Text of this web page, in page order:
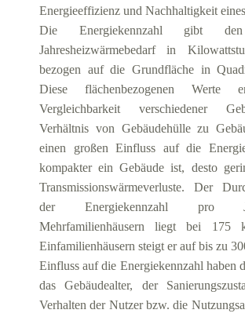
Energieeffizienz und Nachhaltigkeit
Die Energiekennzahl gibt den
Jahresheizwärmebedarf in
bezogen auf die Grundfläche in
Diese flächenbezogenen Werte
Vergleichbarkeit verschiedener
Verhältnis von Gebäudehülle zu
einen großen Einfluss auf die
kompakter ein Gebäude ist, desto
Transmissionswärmeverluste. Der
der Energiekennzahl pro
Mehrfamilienhäusern liegt bei 175
Einfamilienhäusern steigt er auf bis zu
Einfluss auf die Energiekennzahl haben
das Gebäudealter, der
Verhalten der Nutzer bzw. die